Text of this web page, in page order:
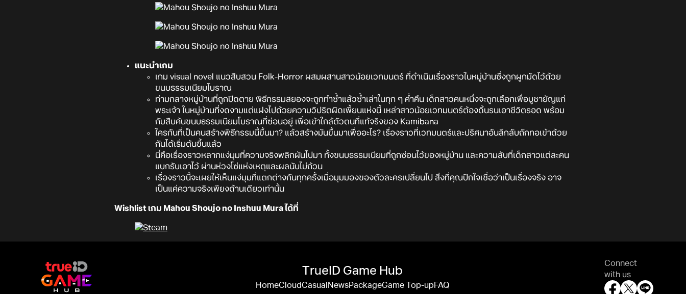
แนะนำเกม
เกม visual novel แนวสืบสวน Folk-Horror ผสมผสานสาวน้อยเวทมนตร์ ที่ดำเนินเรื่องราวในหมู่บ้านซึ่งถูกผูกมัดไว้ด้วย
ขนบธรรมเนียมโบราณ
ท่ามกลางหมู่บ้านที่ถูกปิดตาย พิธีกรรมสยองจะถูกทำซ้ำแล้วซ้ำเล่าในทุก ๆ ค่ำคืน เด็กสาวคนหนึ่งจะถูกเลือกเพื่อบูชายัญแก่
พระเจ้า ในหมู่บ้านที่งดงามแต่แฝงไปด้วยความวิปริตผิดเพี้ยนแห่งนี้ เหล่าสาวน้อยเวทมนตร์ต้องดิ้นรนเอาชีวิตรอด พร้อม
กับสืบค้นขนบธรรมเนียมโบราณที่ซ่อนอยู่ เพื่อเข้าใกล้ตัวตนที่แท้จริงของ Kamibana
ใครกันที่เป็นคนสร้างพิธีกรรมนี้ขึ้นมา? แล้วสร้างมันขึ้นมาเพื่ออะไร? เรื่องราวที่เวทมนตร์และปริศนาอันลึกลับถักทอเข้าด้วย
กันได้เริ่มต้นขึ้นแล้ว
นี่คือเรื่องราวหลากแง่มุมที่ความจริงพลิกผันไปมา ทั้งขนบธรรมเนียมที่ถูกซ่อนไว้ของหมู่บ้าน และความลับที่เด็กสาวแต่ละคน
แบกรับเอาไว้ ผ่านห่วงโซ่แห่งเหตุและผลนับไม่ถ้วน
เรื่องราวนี้จะเผยให้เห็นแง่มุมที่แตกต่างกันทุกครั้งเมื่อมุมมองของตัวละครเปลี่ยนไป สิ่งที่คุณปักใจเชื่อว่าเป็นเรื่องจริง อาจ
เป็นแค่ความจริงเพียงด้านเดียวเท่านั้น
Wishlist เกม Mahou Shoujo no Inshuu Mura ได้ที่
TrueID Game Hub
HomeCloudCasual NewsPackageGame Top-upFAQ
Connect
with us